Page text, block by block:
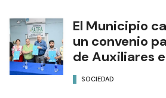
El Municipio
un convenio
de Auxiliares
SOCIEDAD